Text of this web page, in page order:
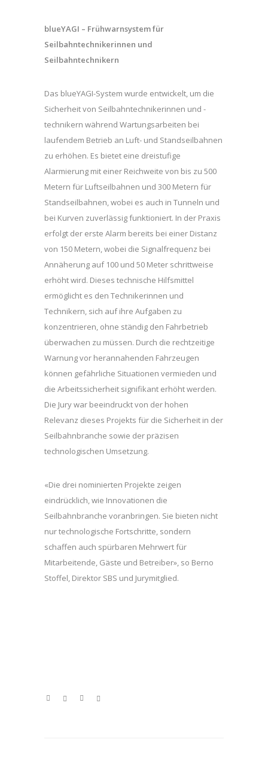
blueYAGI – Frühwarnsystem für
Seilbahntechnikerinnen und
Seilbahntechnikern
Das blueYAGI-System wurde entwickelt, um die
Sicherheit von Seilbahntechnikerinnen und -
technikern während Wartungsarbeiten bei
laufendem Betrieb an Luft- und Standseilbahnen
zu erhöhen. Es bietet eine dreistufige
Alarmierung mit einer Reichweite von bis zu 500
Metern für Luftseilbahnen und 300 Metern für
Standseilbahnen, wobei es auch in Tunneln und
bei Kurven zuverlässig funktioniert. In der Praxis
erfolgt der erste Alarm bereits bei einer Distanz
von 150 Metern, wobei die Signalfrequenz bei
Annäherung auf 100 und 50 Meter schrittweise
erhöht wird. Dieses technische Hilfsmittel
ermöglicht es den Technikerinnen und
Technikern, sich auf ihre Aufgaben zu
konzentrieren, ohne ständig den Fahrbetrieb
überwachen zu müssen. Durch die rechtzeitige
Warnung vor herannahenden Fahrzeugen
können gefährliche Situationen vermieden und
die Arbeitssicherheit signifikant erhöht werden.
Die Jury war beeindruckt von der hohen
Relevanz dieses Projekts für die Sicherheit in der
Seilbahnbranche sowie der präzisen
technologischen Umsetzung.
«Die drei nominierten Projekte zeigen
eindrücklich, wie Innovationen die
Seilbahnbranche voranbringen. Sie bieten nicht
nur technologische Fortschritte, sondern
schaffen auch spürbaren Mehrwert für
Mitarbeitende, Gäste und Betreiber», so Berno
Stoffel, Direktor SBS und Jurymitglied.